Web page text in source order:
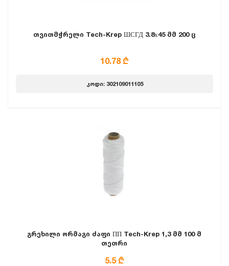
თვითმჭრელი Tech-Krep ШСГД 3.8х45 მმ 200 ც
10.78 ₾
კოდი: 302109011105
გრეხილი ორმაგი ძაფი ПП Tech-Krep 1,3 მმ 100 მ
თეთრი
5.5 ₾